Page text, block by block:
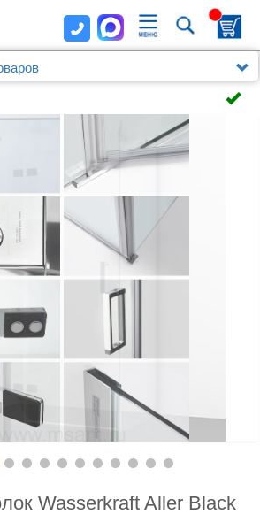
поддоны
Wasserkraft
Aller Black 10H06LB
Wasserkraft Aller Black